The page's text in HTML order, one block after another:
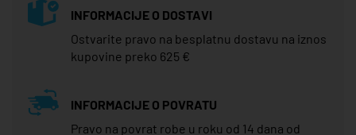
INFORMACIJE O DOSTAVI
Ostvarite pravo na besplatnu dostavu na iznos
kupovine preko 625 €
INFORMACIJE O POVRATU
Pravo na povrat robe u roku od 14 dana od